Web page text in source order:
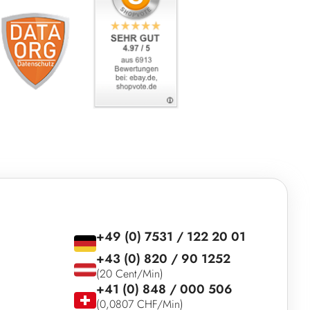
+49 (0) 7531 / 122 20 01
+43 (0) 820 / 90 1252
(20 Cent/Min)
+41 (0) 848 / 000 506
(0,0807 CHF/Min)